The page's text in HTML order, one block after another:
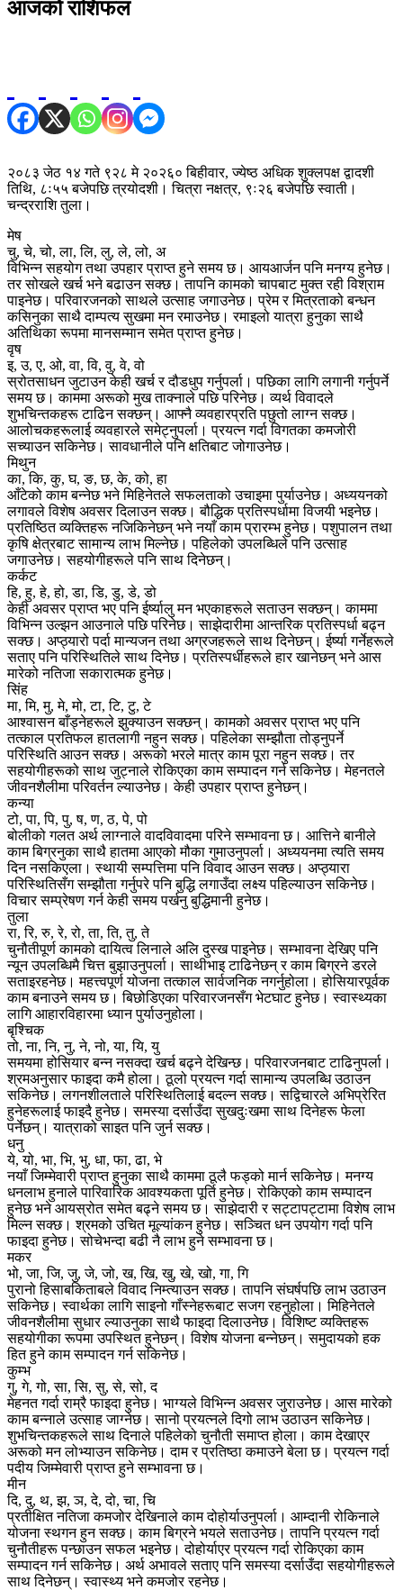
आजको राशिफल
२०८३ जेठ १४ गते ९२८ मे २०२६० बिहीवार, ज्येष्ठ अधिक शुक्लपक्ष द्वादशी
तिथि, ८ः५५ बजेपछि त्रयोदशी। चित्रा नक्षत्र, ९ः२६ बजेपछि स्वाती।
चन्द्रराशि तुला।
मेष
चु, चे, चो, ला, लि, लु, ले, लो, अ
विभिन्न सहयोग तथा उपहार प्राप्त हुने समय छ। आयआर्जन पनि मनग्य हुनेछ।
तर सोखले खर्च भने बढाउन सक्छ। तापनि कामको चापबाट मुक्त रही विश्राम
पाइनेछ। परिवारजनको साथले उत्साह जगाउनेछ। प्रेम र मित्रताको बन्धन
कसिनुका साथै दाम्पत्य सुखमा मन रमाउनेछ। रमाइलो यात्रा हुनुका साथै
अतिथिका रूपमा मानसम्मान समेत प्राप्त हुनेछ।
वृष
इ, उ, ए, ओ, वा, वि, वु, वे, वो
स्रोतसाधन जुटाउन केही खर्च र दौडधुप गर्नुपर्ला। पछिका लागि लगानी गर्नुपर्ने
समय छ। काममा अरूको मुख ताक्नाले पछि परिनेछ। व्यर्थ विवादले
शुभचिन्तकहरू टाढिन सक्छन्। आफ्नै व्यवहारप्रति पछुतो लाग्न सक्छ।
आलोचकहरूलाई व्यवहारले समेट्नुपर्ला। प्रयत्न गर्दा विगतका कमजोरी
सच्याउन सकिनेछ। सावधानीले पनि क्षतिबाट जोगाउनेछ।
मिथुन
का, कि, कु, घ, ङ, छ, के, को, हा
आँटेको काम बन्नेछ भने मिहिनेतले सफलताको उचाइमा पुर्याउनेछ। अध्ययनको
लगावले विशेष अवसर दिलाउन सक्छ। बौद्धिक प्रतिस्पर्धामा विजयी भइनेछ।
प्रतिष्ठित व्यक्तिहरू नजिकिनेछन् भने नयाँ काम प्रारम्भ हुनेछ। पशुपालन तथा
कृषि क्षेत्रबाट सामान्य लाभ मिल्नेछ। पहिलेको उपलब्धिले पनि उत्साह
जगाउनेछ। सहयोगीहरूले पनि साथ दिनेछन्।
कर्कट
हि, हु, हे, हो, डा, डि, डु, डे, डो
केही अवसर प्राप्त भए पनि ईर्ष्यालु मन भएकाहरूले सताउन सक्छन्। काममा
विभिन्न उल्झन आउनाले पछि परिनेछ। साझेदारीमा आन्तरिक प्रतिस्पर्धा बढ्न
सक्छ। अप्ठ्यारो पर्दा मान्यजन तथा अग्रजहरूले साथ दिनेछन्। ईर्ष्या गर्नेहरूले
सताए पनि परिस्थितिले साथ दिनेछ। प्रतिस्पर्धीहरूले हार खानेछन् भने आस
मारेको नतिजा सकारात्मक हुनेछ।
सिंह
मा, मि, मु, मे, मो, टा, टि, टु, टे
आश्वासन बाँड्नेहरूले झुक्याउन सक्छन्। कामको अवसर प्राप्त भए पनि
तत्काल प्रतिफल हातलागी नहुन सक्छ। पहिलेका सम्झौता तोड्नुपर्ने
परिस्थिति आउन सक्छ। अरूको भरले मात्र काम पूरा नहुन सक्छ। तर
सहयोगीहरूको साथ जुट्नाले रोकिएका काम सम्पादन गर्न सकिनेछ। मेहनतले
जीवनशैलीमा परिवर्तन ल्याउनेछ। केही उपहार प्राप्त हुनेछन्।
कन्या
टो, पा, पि, पु, ष, ण, ठ, पे, पो
बोलीको गलत अर्थ लाग्नाले वादविवादमा परिने सम्भावना छ। आत्तिने बानीले
काम बिग्रनुका साथै हातमा आएको मौका गुमाउनुपर्ला। अध्ययनमा त्यति समय
दिन नसकिएला। स्थायी सम्पत्तिमा पनि विवाद आउन सक्छ। अप्ठ्यारा
परिस्थितिसँग सम्झौता गर्नुपरे पनि बुद्धि लगाउँदा लक्ष्य पहिल्याउन सकिनेछ।
विचार सम्प्रेषण गर्न केही समय पर्खनु बुद्धिमानी हुनेछ।
तुला
रा, रि, रु, रे, रो, ता, ति, तु, ते
चुनौतीपूर्ण कामको दायित्व लिनाले अलि दुस्ख पाइनेछ। सम्भावना देखिए पनि
न्यून उपलब्धिमै चित्त बुझाउनुपर्ला। साथीभाइ टाढिनेछन् र काम बिग्रने डरले
सताइरहनेछ। महत्त्वपूर्ण योजना तत्काल सार्वजनिक नगर्नुहोला। होसियारपूर्वक
काम बनाउने समय छ। बिछोडिएका परिवारजनसँग भेटघाट हुनेछ। स्वास्थ्यका
लागि आहारविहारमा ध्यान पुर्याउनुहोला।
बृश्चिक
तो, ना, नि, नु, ने, नो, या, यि, यु
समयमा होसियार बन्न नसक्दा खर्च बढ्ने देखिन्छ। परिवारजनबाट टाढिनुपर्ला।
श्रमअनुसार फाइदा कमै होला। ठूलो प्रयत्न गर्दा सामान्य उपलब्धि उठाउन
सकिनेछ। लगनशीलताले परिस्थितिलाई बदल्न सक्छ। सद्विचारले अभिप्रेरित
हुनेहरूलाई फाइदै हुनेछ। समस्या दर्साउँदा सुखदुःखमा साथ दिनेहरू फेला
पर्नेछन्। यात्राको साइत पनि जुर्न सक्छ।
धनु
ये, यो, भा, भि, भु, धा, फा, ढा, भे
नयाँ जिम्मेवारी प्राप्त हुनुका साथै काममा ठूलै फड्को मार्न सकिनेछ। मनग्य
धनलाभ हुनाले पारिवारिक आवश्यकता पूर्ति हुनेछ। रोकिएको काम सम्पादन
हुनेछ भने आयस्रोत समेत बढ्ने समय छ। साझेदारी र सट्टापट्टामा विशेष लाभ
मिल्न सक्छ। श्रमको उचित मूल्यांकन हुनेछ। सञ्चित धन उपयोग गर्दा पनि
फाइदा हुनेछ। सोचेभन्दा बढी नै लाभ हुने सम्भावना छ।
मकर
भो, जा, जि, जु, जे, जो, ख, खि, खु, खे, खो, गा, गि
पुरानो हिसाबकिताबले विवाद निम्त्याउन सक्छ। तापनि संघर्षपछि लाभ उठाउन
सकिनेछ। स्वार्थका लागि साइनो गाँस्नेहरूबाट सजग रहनुहोला। मिहिनेतले
जीवनशैलीमा सुधार ल्याउनुका साथै फाइदा दिलाउनेछ। विशिष्ट व्यक्तिहरू
सहयोगीका रूपमा उपस्थित हुनेछन्। विशेष योजना बन्नेछन्। समुदायको हक
हित हुने काम सम्पादन गर्न सकिनेछ।
कुम्भ
गु, गे, गो, सा, सि, सु, से, सो, द
मेहनत गर्दा राम्रै फाइदा हुनेछ। भाग्यले विभिन्न अवसर जुराउनेछ। आस मारेको
काम बन्नाले उत्साह जाग्नेछ। सानो प्रयत्नले दिगो लाभ उठाउन सकिनेछ।
शुभचिन्तकहरूले साथ दिनाले पहिलेको चुनौती समाप्त होला। काम देखाएर
अरूको मन लोभ्याउन सकिनेछ। दाम र प्रतिष्ठा कमाउने बेला छ। प्रयत्न गर्दा
पदीय जिम्मेवारी प्राप्त हुने सम्भावना छ।
मीन
दि, दु, थ, झ, ञ, दे, दो, चा, चि
प्रतीक्षित नतिजा कमजोर देखिनाले काम दोहोर्याउनुपर्ला। आम्दानी रोकिनाले
योजना स्थगन हुन सक्छ। काम बिग्रने भयले सताउनेछ। तापनि प्रयत्न गर्दा
चुनौतीहरू पन्छाउन सफल भइनेछ। दोहोर्याएर प्रयत्न गर्दा रोकिएका काम
सम्पादन गर्न सकिनेछ। अर्थ अभावले सताए पनि समस्या दर्साउँदा सहयोगीहरूले
साथ दिनेछन्। स्वास्थ्य भने कमजोर रहनेछ।